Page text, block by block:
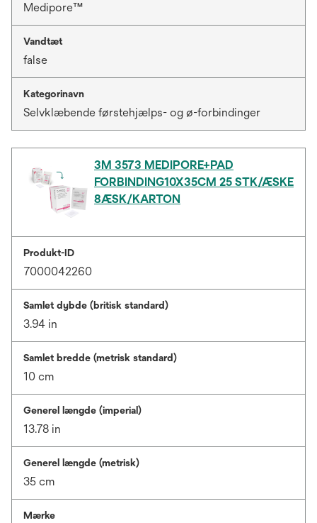
Medipore™
Vandtæt
false
Kategorinavn
Selvklæbende førstehjælps- og ø-forbindinger
3M 3573 MEDIPORE+PAD
FORBINDING10X35CM 25 STK/ÆSKE
8ÆSK/KARTON
Produkt-ID
7000042260
Samlet dybde (britisk standard)
3.94 in
Samlet bredde (metrisk standard)
10 cm
Generel længde (imperial)
13.78 in
Generel længde (metrisk)
35 cm
Mærke